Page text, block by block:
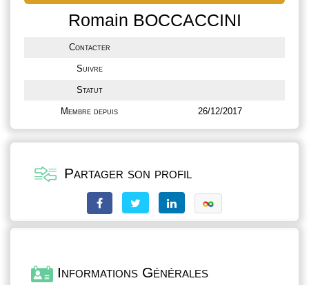
Romain BOCCACCINI
Contacter
Suivre
Statut
Membre depuis 26/12/2017
Partager son profil
Informations Générales